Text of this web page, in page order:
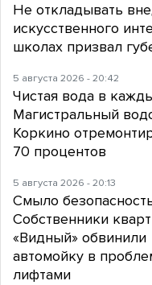
Не откладывать
искусственного
школах призвал
5 августа 2026 - 20:42
Чистая вода в
Магистральный
Коркино
70 процентов
5 августа 2026 - 20:13
Смыло
Собственники
«Видный» обвинили
автомойку в
лифтами